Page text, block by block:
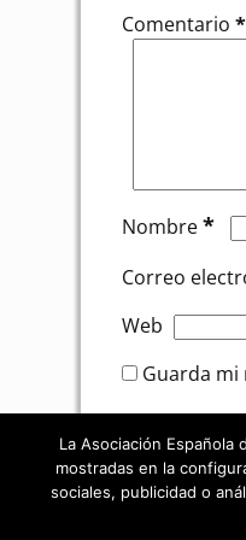
Comentario*
Nombre*
Correo
Web
Guarda mi
La Asociación
mostradas en la
sociales, publicidad o